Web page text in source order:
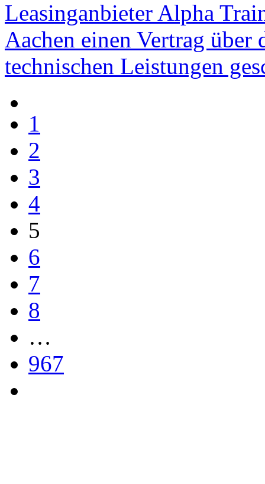
Leasinganbieter Alpha
Aachen einen Vertrag
technischen Leistungen
1
2
3
4
5
6
7
8
…
967